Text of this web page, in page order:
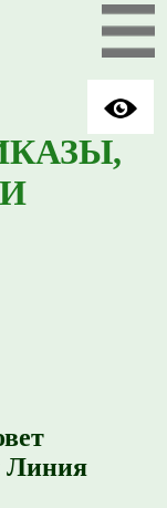
Линия